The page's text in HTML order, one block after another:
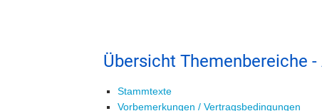
Übersicht Themenbereiche
Stammtexte
Vorbemerkungen / Vertragsbedingungen